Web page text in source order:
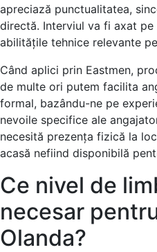
apreciază punctualitatea,
directă. Interviul va fi axat
abilitățile tehnice relevante
Când aplici prin Eastmen,
de multe ori putem facilita
formal, bazându-ne pe
nevoile specifice ale
necesită prezența fizică la
acasă nefiind disponibilă
Ce nivel de
necesar
Olanda?